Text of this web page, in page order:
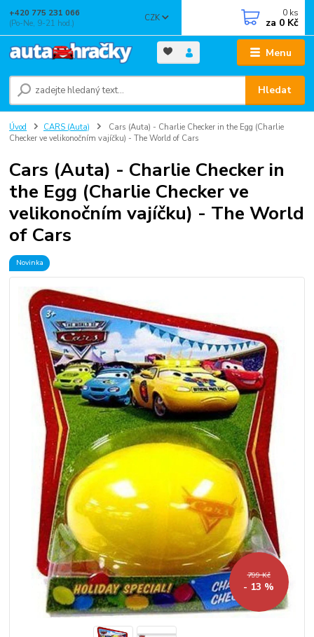
Menu
CZK
Hledat
+420 775 231 066
(Po-Ne, 9-21 hod.)
0 ks
za 0 Kč
Úvod CARS (Auta)
Cars (Auta) - Charlie Checker in the Egg (Charlie
Checker ve velikonočním vajíčku) - The World of Cars
Cars (Auta) - Charlie Checker in
the Egg (Charlie Checker ve
velikonočním vajíčku) - The World
of Cars
Novinka
799 Kč
- 13 %